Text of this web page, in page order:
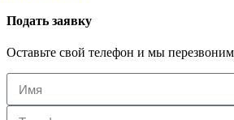
Подать заявку
Оставьте свой телефон и мы